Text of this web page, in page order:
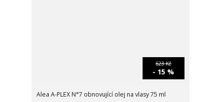
623 Kč
- 15 %
Alea A-PLEX N°7 obnovující olej na vlasy 75 ml